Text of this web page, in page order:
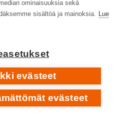
ominaisuuksia sekä
sisältöä ja mainoksia. Lue
evästeet
evästeet